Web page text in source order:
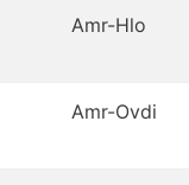
Amr-Hlo
Amr-Ovdi